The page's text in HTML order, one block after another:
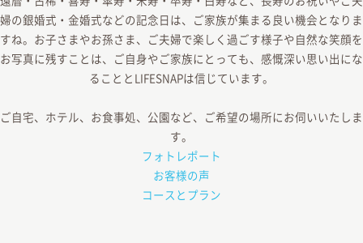
婦の銀婚式・金婚式などの記念日は、ご家族が集まる良い機会となりま
すね。お子さまやお孫さま、ご夫婦で楽しく過ごす様子や自然な笑顔を
お写真に残すことは、ご自身やご家族にとっても、感慨深い思い出にな
ることとLIFESNAPは信じています。
ご自宅、ホテル、お食事処、公園など、ご希望の場所にお伺いいたしま
す。
フォトレポート
お客様の声
コースとプラン